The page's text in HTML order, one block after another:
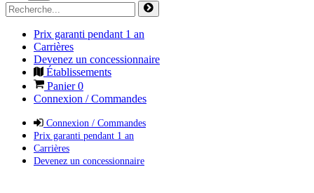
Prix garanti pendant 1 an
Carrières
Devenez un concessionnaire
Établissements
Panier0
Connexion / Commandes
Connexion / Commandes
Prix garanti pendant 1 an
Carrières
Devenez un concessionnaire